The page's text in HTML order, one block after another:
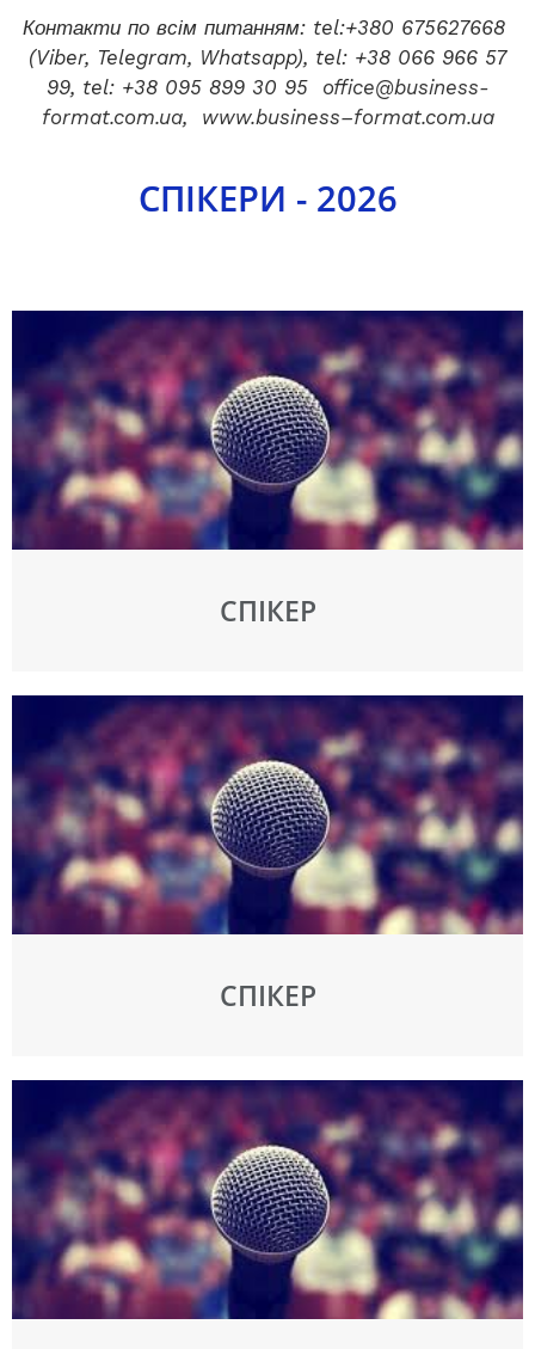
Контакти по всім питанням: tel:+380 675627668
(Viber, Telegram, Whatsapp), tel: +38 066 966 57
99, tel: +38 095 899 30 95 office@business-
format.com.ua, www.business–format.com.ua
СПІКЕРИ - 2026
СПІКЕР
СПІКЕР